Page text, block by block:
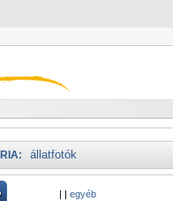
állatfotók
| | egyéb